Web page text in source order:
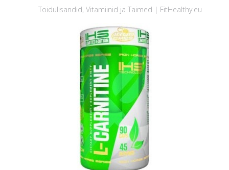
Toidulisandid, Vitamiinid ja Taimed | FitHealthy.eu